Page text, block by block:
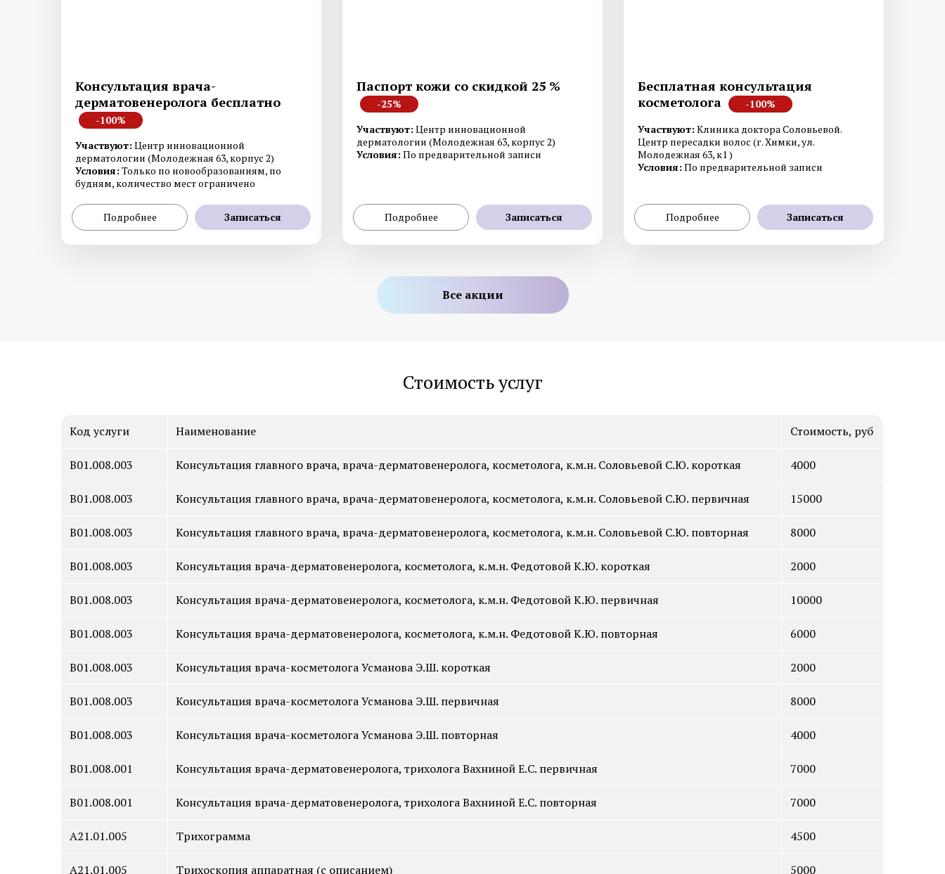
лечение гонореи
Лабораторная диагностика и
лечение кандидоза
Лабораторная диагностика и
лечение генитального герпеса
лечение сифилиса
Лабораторная диагностика и
ИППП
Смотреть все услуги Запись на прием
Лечение грибка ногтей на ногах
Лечение вросшего ногтя
Медицинский педикюр
Лечение подногтевой мозоли на
Диагностика и лечение
системной склеродермии
Диагностика и лечение
Диагностика и лечение
системной красной волчанки
Диагностика ревматоидного
Постменопаузальный
остеопороз
Смотреть все услуги Запись на прием
Генетическое тестирование
Гистология
Диагностика меланомы
Лабораторная диагностика
Смотреть все услуги Запись на прием
Консультация врача-
дерматовенеролога бесплатно
-100%
Участвуют: Центр инновационной
дерматологии (Молодежная 63, корпус 2)
Условия: Только по новообразованиям, по
будням, количество мест ограничено
Подробнее Записаться
Паспорт кожи со скидкой 25 %
-25%
Участвуют: Центр инновационной
дерматологии (Молодежная 63, корпус 2)
Условия: По предварительной записи
Подробнее Записаться
Бесплатная консультация
косметолога
-100%
Участвуют: Клиника доктора Соловьевой.
Центр пересадки волос (г. Химки, ул.
Молодежная 63, к1 )
Условия: По предварительной записи
Подробнее Записаться
Все акции
Стоимость услуг
Код услуги Наименование Стоимость, руб
B01.008.003 Консультация главного врача, врача-дерматовенеролога, косметолога, к.м.н. Соловьевой С.Ю. короткая 4000
B01.008.003 Консультация главного врача, врача-дерматовенеролога, косметолога, к.м.н. Соловьевой С.Ю. первичная 15000
B01.008.003 Консультация главного врача, врача-дерматовенеролога, косметолога, к.м.н. Соловьевой С.Ю. повторная 8000
B01.008.003 Консультация врача-дерматовенеролога, косметолога, к.м.н. Федотовой К.Ю. короткая 2000
B01.008.003 Консультация врача-дерматовенеролога, косметолога, к.м.н. Федотовой К.Ю. первичная 10000
B01.008.003 Консультация врача-дерматовенеролога, косметолога, к.м.н. Федотовой К.Ю. повторная 6000
B01.008.003 Консультация врача-косметолога Усманова Э.Ш. короткая 2000
B01.008.003 Консультация врача-косметолога Усманова Э.Ш. первичная 8000
B01.008.003 Консультация врача-косметолога Усманова Э.Ш. повторная 4000
B01.008.001 Консультация врача-дерматовенеролога, трихолога Вахниной Е.С. первичная 7000
B01.008.001 Консультация врача-дерматовенеролога, трихолога Вахниной Е.С. повторная 7000
А21.01.005 Трихограмма 4500
А21.01.005 Трихоскопия аппаратная (с описанием) 5000